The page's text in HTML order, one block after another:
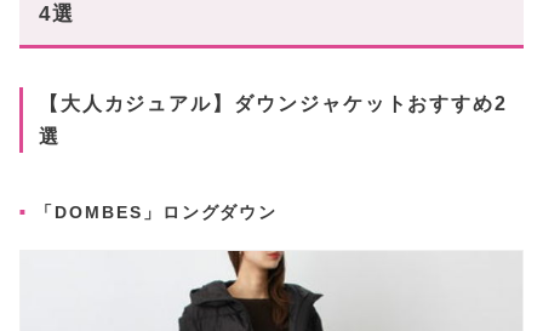
4選
【大人カジュアル】ダウンジャケットおすすめ2
選
「DOMBES」ロングダウン